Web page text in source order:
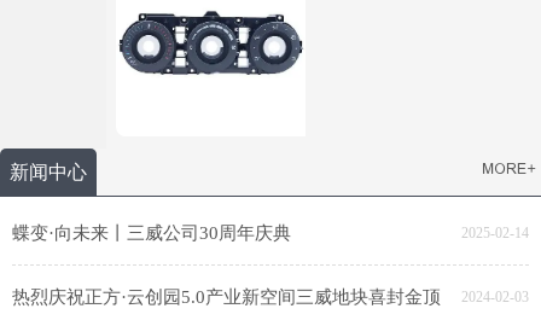
新闻中心
蝶变·向未来丨三威公司30周年庆典 2025-02-14
热烈庆祝正方·云创园5.0产业新空间三威地块喜封金顶 2024-02-03